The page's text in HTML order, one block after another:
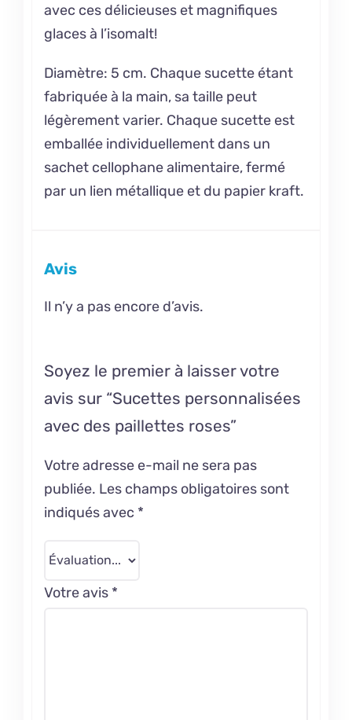
avec ces délicieuses et magnifiques
glaces à l’isomalt!
Diamètre: 5 cm. Chaque sucette étant
fabriquée à la main, sa taille peut
légèrement varier. Chaque sucette est
emballée individuellement dans un
sachet cellophane alimentaire, fermé
par un lien métallique et du papier kraft.
Avis
Il n’y a pas encore d’avis.
Soyez le premier à laisser votre
avis sur “Sucettes personnalisées
avec des paillettes roses”
Votre adresse e-mail ne sera pas
publiée. Les champs obligatoires sont
indiqués avec *
Votre avis *